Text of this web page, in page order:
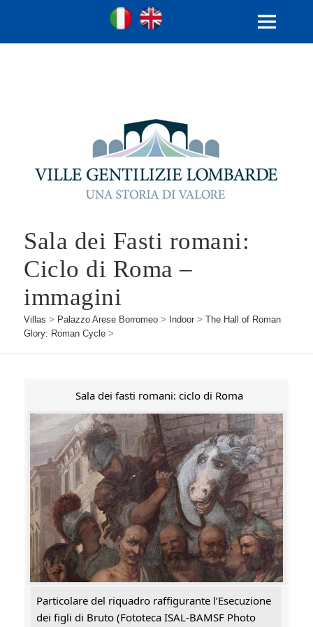
Ville Gentilizie Lombarde
Ita
MENU
Sala dei Fasti romani:
Ciclo di Roma –
immagini
Villas > Palazzo Arese Borromeo > Indoor >The Hall of Roman
Glory: Roman Cycle >
Sala dei fasti romani: ciclo di Roma
Particolare del riquadro raffigurante l’Esecuzione
dei figli di Bruto (Fototeca ISAL-BAMSF Photo